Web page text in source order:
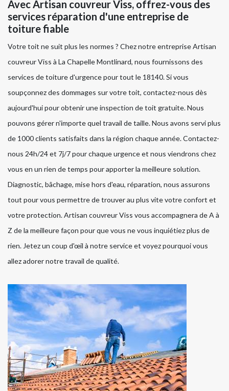
Avec Artisan couvreur Viss, offrez-vous des
services réparation d'une entreprise de
toiture fiable
Votre toit ne suit plus les normes ? Chez notre entreprise Artisan
couvreur Viss à La Chapelle Montlinard, nous fournissons des
services de toiture d'urgence pour tout le 18140. Si vous
soupçonnez des dommages sur votre toit, contactez-nous dès
aujourd'hui pour obtenir une inspection de toit gratuite. Nous
pouvons gérer n'importe quel travail de taille. Nous avons servi plus
de 1000 clients satisfaits dans la région chaque année. Contactez-
nous 24h/24 et 7j/7 pour chaque urgence et nous viendrons chez
vous en un rien de temps pour apporter la meilleure solution.
Diagnostic, bâchage, mise hors d'eau, réparation, nous assurons
tout pour vous permettre de trouver au plus vite votre confort et
votre protection. Artisan couvreur Viss vous accompagnera de A à
Z de la meilleure façon pour que vous ne vous inquiétiez plus de
rien. Jetez un coup d'œil à notre service et voyez pourquoi vous
allez adorer notre travail de qualité.